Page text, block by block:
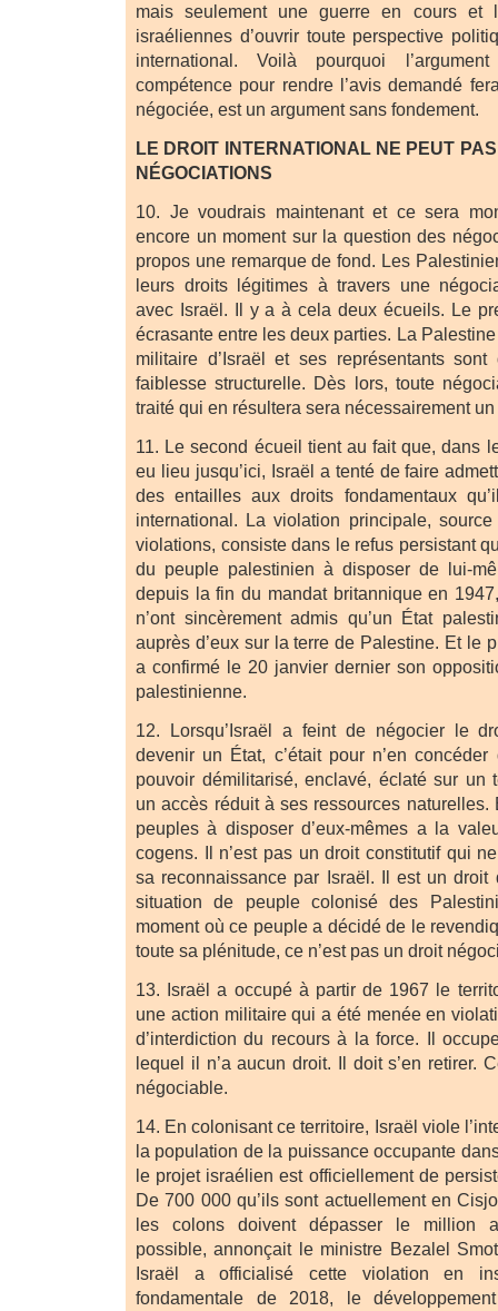
mais seulement une guerre en cours et
israéliennes d’ouvrir toute perspective
international. Voilà pourquoi
compétence pour rendre l’avis demandé
négociée, est un argument sans fondement.
LE DROIT INTERNATIONAL NE PEUT
NÉGOCIATIONS
10. Je voudrais maintenant et ce sera
encore un moment sur la question des
propos une remarque de fond. Les
leurs droits légitimes à travers une
avec Israël. Il y a à cela deux écueils. Le
écrasante entre les deux parties. La
militaire d’Israël et ses représentants
faiblesse structurelle. Dès lors, toute
traité qui en résultera sera nécessairement
11. Le second écueil tient au fait que, dans
eu lieu jusqu’ici, Israël a tenté de faire
des entailles aux droits fondamentaux
international. La violation principale,
violations, consiste dans le refus persistant
du peuple palestinien à disposer de lui-
depuis la fin du mandat britannique en
n’ont sincèrement admis qu’un État
auprès d’eux sur la terre de Palestine. Et le
a confirmé le 20 janvier dernier son
palestinienne.
12. Lorsqu’Israël a feint de négocier le
devenir un État, c’était pour n’en concéder
pouvoir démilitarisé, enclavé, éclaté sur un
un accès réduit à ses ressources naturelles.
peuples à disposer d’eux-mêmes a la
cogens. Il n’est pas un droit constitutif qui
sa reconnaissance par Israël. Il est un droit
situation de peuple colonisé des
moment où ce peuple a décidé de le
toute sa plénitude, ce n’est pas un droit
13. Israël a occupé à partir de 1967 le
une action militaire qui a été menée en
d’interdiction du recours à la force. Il
lequel il n’a aucun droit. Il doit s’en retirer.
négociable.
14. En colonisant ce territoire, Israël viole
la population de la puissance occupante
le projet israélien est officiellement de
De 700 000 qu’ils sont actuellement en
les colons doivent dépasser le million
possible, annonçait le ministre Bezalel
Israël a officialisé cette violation en
fondamentale de 2018, le